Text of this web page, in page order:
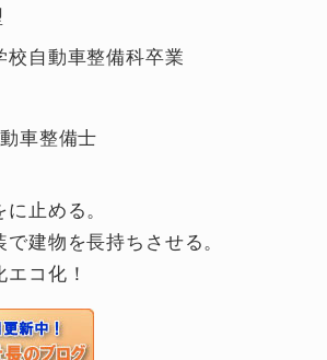
校自動車整備科卒業
車整備士
止める。
建物を長持ちさせる。
コ化！